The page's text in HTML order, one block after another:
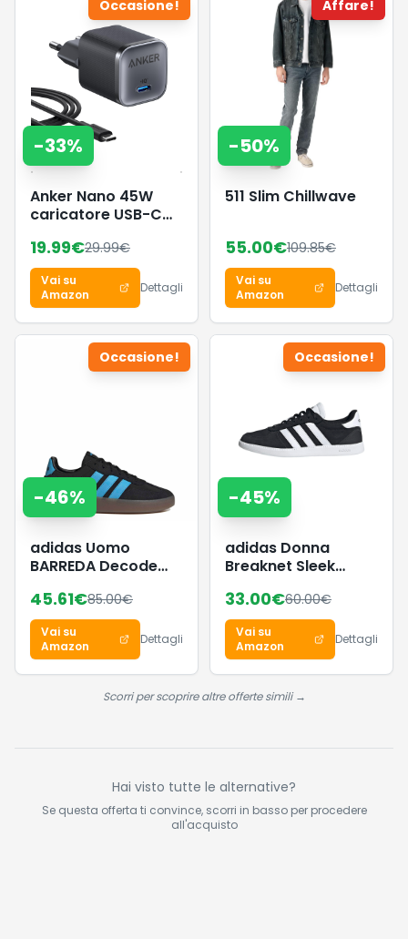
Occasione!
-33%
Anker Nano 45W
caricatore USB-C
pieghevole
19.99€29.99€
Vai su
Amazon
Dettagli
Affare!
-50%
511 Slim Chillwave
55.00€109.85€
Vai su
Amazon
Dettagli
Occasione!
-46%
adidas Uomo
BARREDA Decode
Black/Lucid
Aquamarine/GUM5,
38 EU
45.61€85.00€
Vai su
Amazon
Dettagli
Occasione!
-45%
adidas Donna
Breaknet Sleek
Black/Ftwr
White/Core Black,
38 EU
33.00€60.00€
Vai su
Amazon
Dettagli
Scorri per scoprire altre offerte simili →
Hai visto tutte le alternative?
Se questa offerta ti convince, scorri in basso per procedere
all'acquisto